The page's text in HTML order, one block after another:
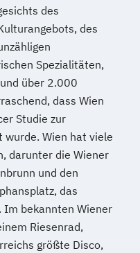
des
des
Spezialitäten,
über 2.000
dass Wien
Studie zur
Wien hat viele
darunter die Wiener
und den
das
Im bekannten Wiener
Riesenrad,
größte Disco,